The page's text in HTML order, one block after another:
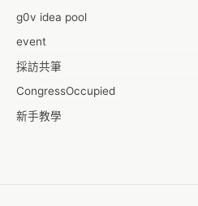
0.0
100004224394929@facebook.com
1001000
108級醫三牙二
g0v idea pool
event
採訪共筆
CongressOccupied
新手教學